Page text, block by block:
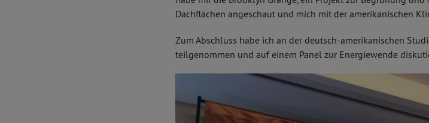
Dachflächen angeschaut und mich mit der amerikanischen
Zum Abschluss habe ich an der deutsch-amerikanischen
teilgenommen und auf einem Panel zur Energiewende